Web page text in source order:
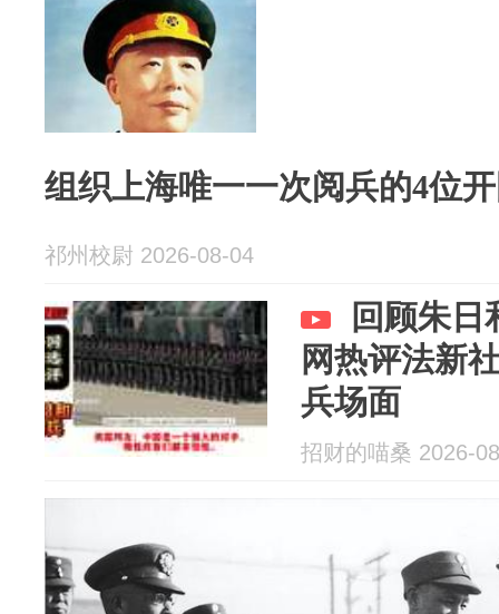
组织上海唯一一次阅兵的4位
祁州校尉 2026-08-04
回顾朱日
网热评法新
兵场面
招财的喵桑 2026-